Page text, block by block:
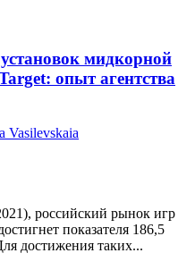
мидкорной
опыт агентства
Vasilevskaia
российский рынок игр
показателя 186,5
достижения таких...